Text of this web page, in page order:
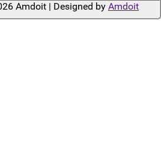
Amdoit | Designed by Amdoit